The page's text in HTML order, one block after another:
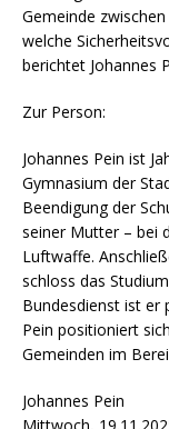
Gemeinde
welche
berichtet Johannes
Zur Person:
Johannes Pein ist
Gymnasium der
Beendigung der
seiner Mutter – bei
Luftwaffe.
schloss das
Bundesdienst ist er
Pein positioniert
Gemeinden im
Johannes Pein